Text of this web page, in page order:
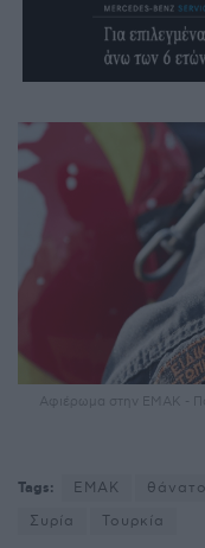
Αφιέρωμα στην ΕΜΑΚ -
Tags: ΕΜΑΚ
Συρία
Τουρκία